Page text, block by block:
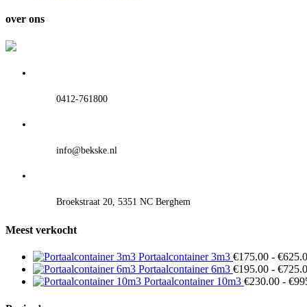
over ons
0412-761800
info@bekske.nl
Broekstraat 20, 5351 NC Berghem
Meest verkocht
Portaalcontainer 3m3 €175.00 - €
Portaalcontainer 6m3 €195.00 - €
Portaalcontainer 10m3 €230.00 - €